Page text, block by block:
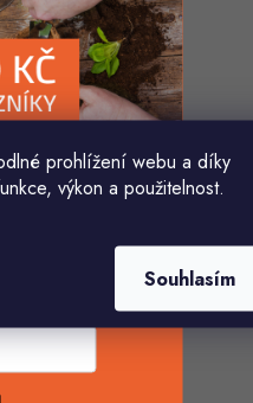
prohlížení webu a díky
výkon a použitelnost.
Souhlasím